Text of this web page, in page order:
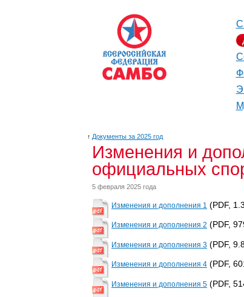
↑ Документы за 2025 год
Изменения и
официальных
5 февраля 2025 года
Изменения и дополнения 1 (PDF,
Изменения и дополнения 2 (PDF,
Изменения и дополнения 3 (PDF,
Изменения и дополнения 4 (PDF,
Изменения и дополнения 5 (PDF,